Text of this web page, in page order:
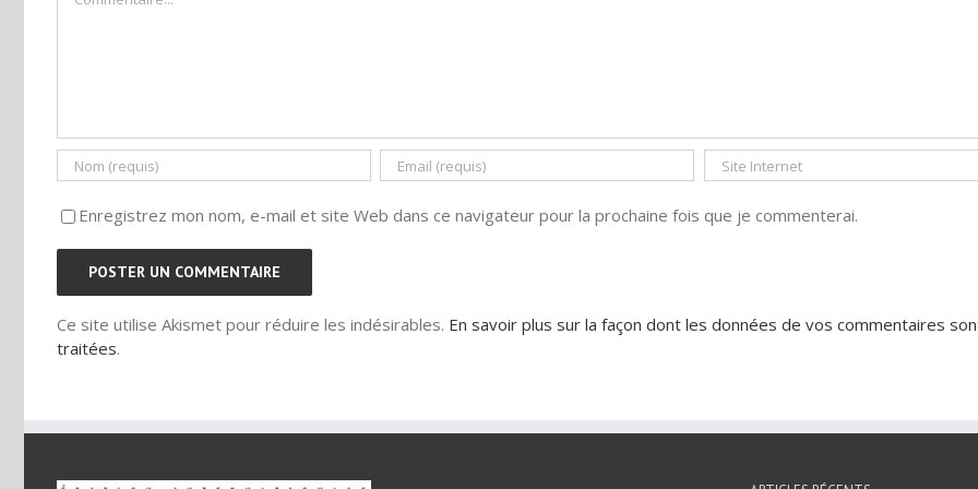
Enregistrez mon nom, e-mail et site Web dans ce navigateur pour la prochaine fois que je commenterai.
Ce site utilise Akismet pour réduire les indésirables. En savoir plus sur la façon dont les données de vos commentaires
traitées.